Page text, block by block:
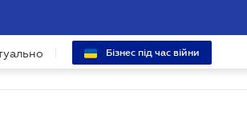
Бізнес під час війни